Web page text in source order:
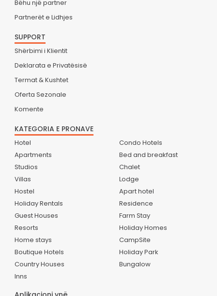
Bëhu një partner
Partnerët e Lidhjes
SUPPORT
Shërbimi i Klientit
Deklarata e Privatësisë
Termat & Kushtet
Oferta Sezonale
Komente
KATEGORIA E PRONAVE
Hotel
Apartments
Studios
Villas
Hostel
Holiday Rentals
Guest Houses
Resorts
Home stays
Boutique Hotels
Country Houses
Inns
Condo Hotels
Bed and breakfast
Chalet
Lodge
Apart hotel
Residence
Farm Stay
Holiday Homes
CampSite
Holiday Park
Bungalow